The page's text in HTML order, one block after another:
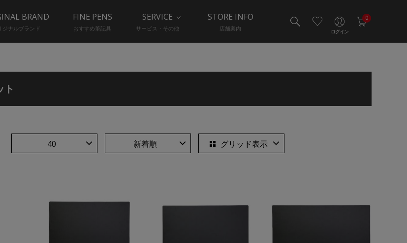
ログイン
0
BRAND
ジナルブランド
FINE PENS
おすすめ筆記具
SERVICE
サービス・その他
STORE INFO
店舗案内
ト
40 新着順 グリッド表示